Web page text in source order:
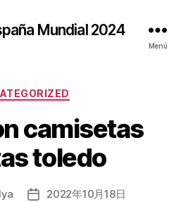
Mundial 2024
Menú
Categorías
camisetas
toledo
Fecha2022年10月18日